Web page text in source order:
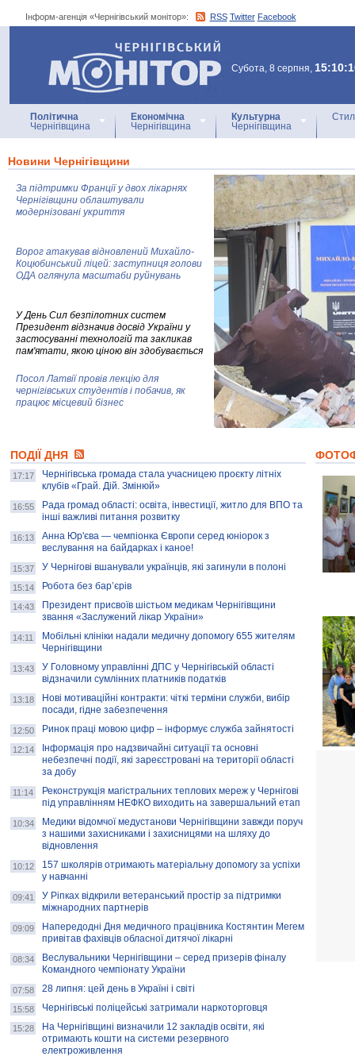
Інформ-агенція «Чернігівський монітор»: RSS Twitter Facebook
Інформ-агенція
«Чернігівський монітор»
Субота, 8 серпня,
Політична
Чернігівщина
Економічна
Чернігівщина
Культурна
Чернігівщина
Новини Чернігівщини
За підтримки Франції у двох лікарнях
Чернігівщини облаштували
модернізовані укриття
Ворог атакував відновлений Михайло-
Коцюбинський ліцей: заступниця голови
ОДА оглянула масштаби руйнувань
У День Сил безпілотних систем
Президент відзначив досвід України у
застосуванні технологій та закликав
пам'ятати, якою ціною він здобувається
Посол Латвії провів лекцію для
чернігівських студентів і побачив, як
працює місцевий бізнес
колекцію про війну, емоції та тварин
AB InBev Efes Україна підтримала
навчальний проєкт "Молодіжна бізнес-
школа", спрямований на розвиток
підприємництва у Чернігівській області
Золота тварина: видання Forbes
написало про чернігівця Патрона: хто і
скільки на ньому заробляє? І куди
витрачають?
ПОДІЇ ДНЯ
17:17
Чернігівська громада стала учасницею проєкту літніх
клубів «Грай. Дій. Змінюй»
16:55
Рада громад області: освіта, інвестиції, житло для ВПО та
інші важливі питання розвитку
16:13
Анна Юр'єва — чемпіонка Європи серед юніорок з
веслування на байдарках і каное!
15:37 У Чернігові вшанували українців, які загинули в полоні
15:14 Робота без бар’єрів
14:43
Президент присвоїв шістьом медикам Чернігівщини
звання «Заслужений лікар України»
14:11
Мобільні клініки надали медичну допомогу 655 жителям
Чернігівщини
13:43
У Головному управлінні ДПС у Чернігівській області
відзначили сумлінних платників податків
13:18
Нові мотиваційні контракти: чіткі терміни служби, вибір
посади, гідне забезпечення
12:50 Ринок праці мовою цифр – інформує служба зайнятості
12:14
Інформація про надзвичайні ситуації та основні
небезпечні події, які зареєстровані на території області
за добу
11:14
Реконструкція магістральних теплових мереж у Чернігові
під управлінням НЕФКО виходить на завершальний етап
10:34
Медики відомчої медустанови Чернігівщини завжди поруч
з нашими захисниками і захисницями на шляху до
відновлення
10:12
157 школярів отримають матеріальну допомогу за успіхи
у навчанні
09:41
У Ріпках відкрили ветеранський простір за підтримки
міжнародних партнерів
09:09
Напередодні Дня медичного працівника Костянтин Мегем
привітав фахівців обласної дитячої лікарні
08:34
Веслувальники Чернігівщини – серед призерів фіналу
Командного чемпіонату України
07:58 28 липня: цей день в Україні і світі
15:58 Чернігівські поліцейські затримали наркоторговця
15:28
На Чернігівщині визначили 12 закладів освіти, які
отримають кошти на системи резервного
електроживлення